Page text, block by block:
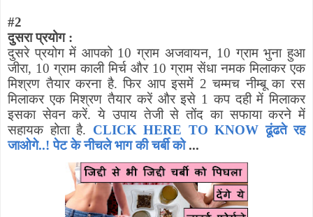
#2
दुसरा प्रयोग :
दुसरे प्रयोग में आपको 10 ग्राम अजवायन, 10 ग्राम भुना हुआ
जीरा, 10 ग्राम काली मिर्च और 10 ग्राम सेंधा नमक मिलाकर एक
मिश्रण तैयार करना है. फिर आप इसमें 2 चम्मच नीम्बू का रस
मिलाकर एक मिश्रण तैयार करें और इसे 1 कप दही में मिलाकर
इसका सेवन करें. ये उपाय तेजी से तोंद का सफाया करने में
सहायक होता है. CLICK HERE TO KNOW ढूंढते रह
जाओगे..! पेट के नीचले भाग की चर्बी को...